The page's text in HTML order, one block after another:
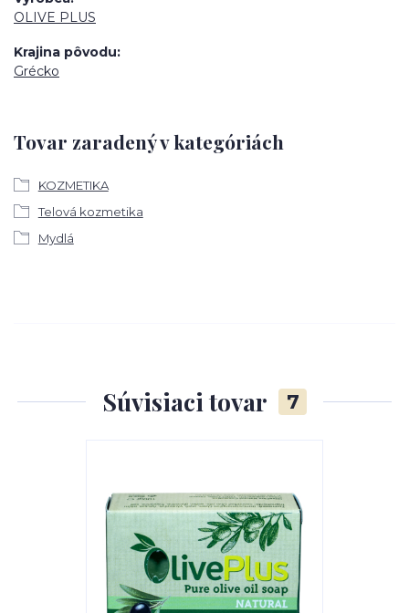
OLIVE PLUS
Krajina pôvodu
Grécko
Tovar zaradený v kategóriách
KOZMETIKA
Telová kozmetika
Mydlá
Súvisiaci tovar 7